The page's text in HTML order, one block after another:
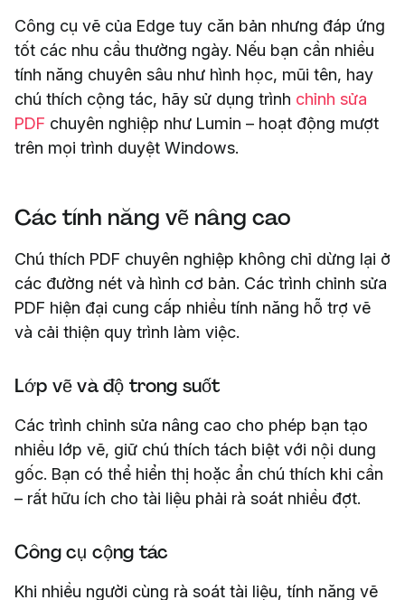
Công cụ vẽ của Edge tuy căn bản nhưng đáp ứng
tốt các nhu cầu thường ngày. Nếu bạn cần nhiều
tính năng chuyên sâu như hình học, mũi tên, hay
chú thích cộng tác, hãy sử dụng trình chỉnh sửa
PDF chuyên nghiệp như Lumin – hoạt động mượt
trên mọi trình duyệt Windows.
Các tính năng vẽ nâng cao
Chú thích PDF chuyên nghiệp không chỉ dừng lại ở
các đường nét và hình cơ bản. Các trình chỉnh sửa
PDF hiện đại cung cấp nhiều tính năng hỗ trợ vẽ
và cải thiện quy trình làm việc.
Lớp vẽ và độ trong suốt
Các trình chỉnh sửa nâng cao cho phép bạn tạo
nhiều lớp vẽ, giữ chú thích tách biệt với nội dung
gốc. Bạn có thể hiển thị hoặc ẩn chú thích khi cần
– rất hữu ích cho tài liệu phải rà soát nhiều đợt.
Công cụ cộng tác
Khi nhiều người cùng rà soát tài liệu, tính năng vẽ